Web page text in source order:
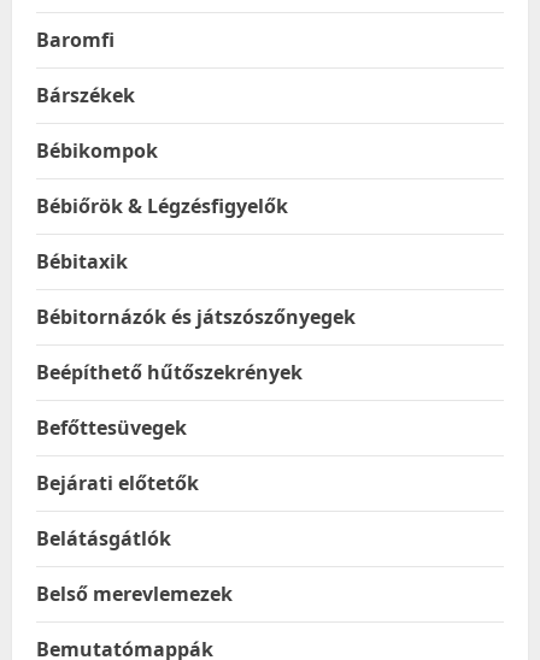
Baromfi
Bárszékek
Bébikompok
Bébiőrök & Légzésfigyelők
Bébitaxik
Bébitornázók és játszószőnyegek
Beépíthető hűtőszekrények
Befőttesüvegek
Bejárati előtetők
Belátásgátlók
Belső merevlemezek
Bemutatómappák